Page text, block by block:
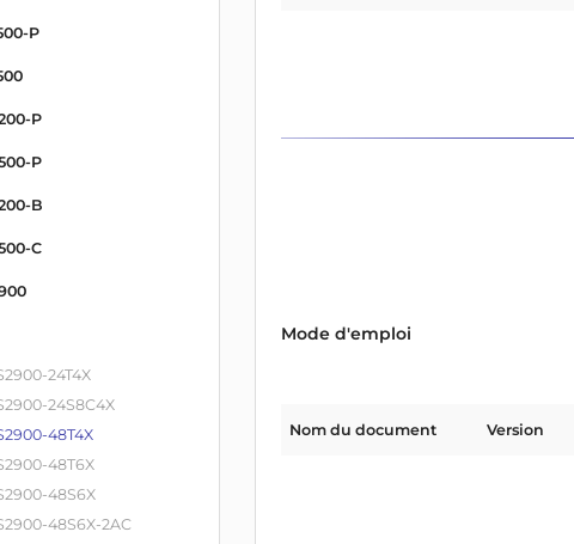
P
P
P
B
C
24T4X
24S8C4X
48T4X
48T6X
48S6X
48S6X-2AC
Mode d'emploi
Nom du document Version